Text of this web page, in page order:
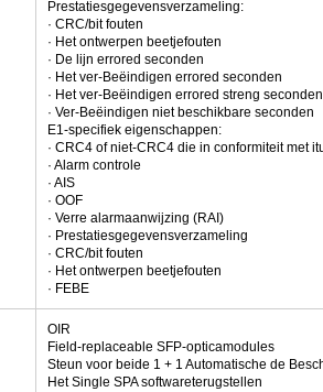
Prestatiesgegevensverzameling:
· CRC/bit fouten
· Het ontwerpen beetjefouten
· De lijn errored seconden
· Het ver-Beëindigen errored seconden
· Het ver-Beëindigen errored streng seconden
· Ver-Beëindigen niet beschikbare seconden
E1-specifiek eigenschappen:
· CRC4 of niet-CRC4 die in conformiteit met
· Alarm controle
· AIS
· OOF
· Verre alarmaanwijzing (RAI)
· Prestatiesgegevensverzameling
· CRC/bit fouten
· Het ontwerpen beetjefouten
· FEBE
OIR
Field-replaceable SFP-opticamodules
Steun voor beide 1 + 1 Automatische de
Het Single SPA softwareterugstellen